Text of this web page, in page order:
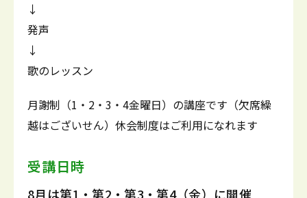
↓
発声
↓
歌のレッスン
月謝制（1・2・3・4金曜日）の講座です（欠席繰
越はございせん）休会制度はご利用になれます
受講日時
8月は第1・第2・第3・第4（金）に開催